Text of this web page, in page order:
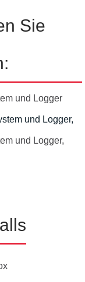
Sie
und Logger
und Logger,